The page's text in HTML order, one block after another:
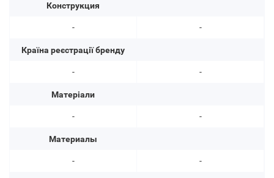
Конструкция
-
Країна реєстрації бренду
-
Матеріали
-
Материалы
-
-
-
-
-